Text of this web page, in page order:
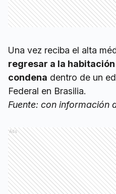
Una vez reciba el alta
regresar a la
condena dentro de un
Federal en Brasilia.
Fuente: con información
Ads